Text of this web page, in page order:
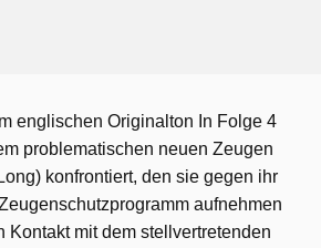
englischen Originalton In Folge 4
problematischen neuen Zeugen
konfrontiert, den sie gegen ihr
aufnehmen
Kontakt mit dem stellvertretenden